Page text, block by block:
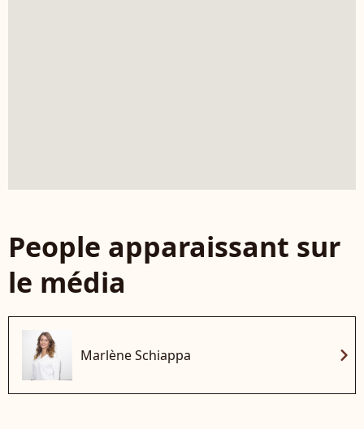
People apparaissant sur
le média
Marlène Schiappa chevron_right